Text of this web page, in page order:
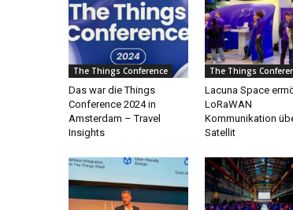
The Things Conference
Das war die Things
Conference 2024 in
Amsterdam – Travel
Insights
The Things
Lacuna Space
LoRaWAN
Kommunikation
Satellit